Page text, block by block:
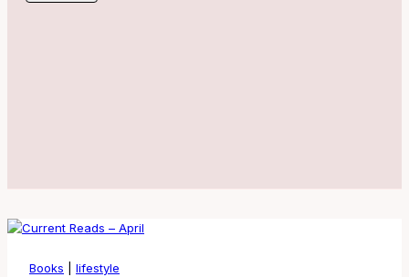
Books lifestyle